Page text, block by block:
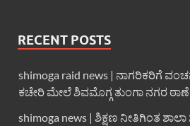
RECENT POSTS
shimoga raid news | ನಾಗರಿಕರಿಗೆ
ಕಚೇರಿ ಮೇಲೆ ಶಿವಮೊಗ್ಗ ತುಂಗಾ ನಗರ
shimoga news | ಶಿಕ್ಷಣ ನೀತಿಗಿಂತ